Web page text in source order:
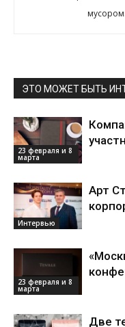
ЭТО МОЖЕТ БЫТЬ
23 февраля и 8
марта
Интервью
Арт
23 февраля и 8
марта
Две